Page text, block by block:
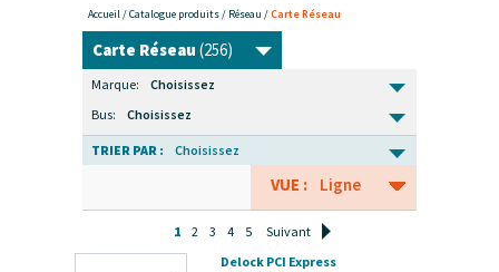
Accueil/Catalogue produits/ Réseau /Carte Réseau
Carte Réseau (256)
Marque:
Choisissez
Bus:
Choisissez
TRIER PAR : Choisissez
VUE : Ligne
1 2 3 4 5
Suivant
Delock PCI Express